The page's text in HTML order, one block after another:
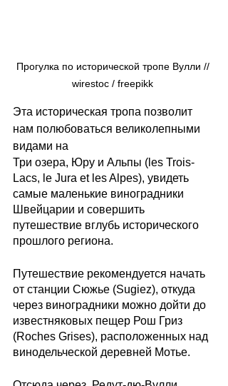
Прогулка по исторической тропе Вулли //
wirestoc / freepikk
Эта историческая тропа позволит
нам полюбоваться великолепными
видами на
Три озера, Юру и Альпы (les Trois-
Lacs, le Jura et les Alpes), увидеть
самые маленькие виноградники
Швейцарии и совершить
путешествие вглубь исторического
прошлого региона.
Путешествие рекомендуется начать
от станции Сюжье (Sugiez), откуда
через виноградники можно дойти до
известняковых пещер Рош Гриз
(Roches Grises), расположенных над
винодельческой деревней Мотье.